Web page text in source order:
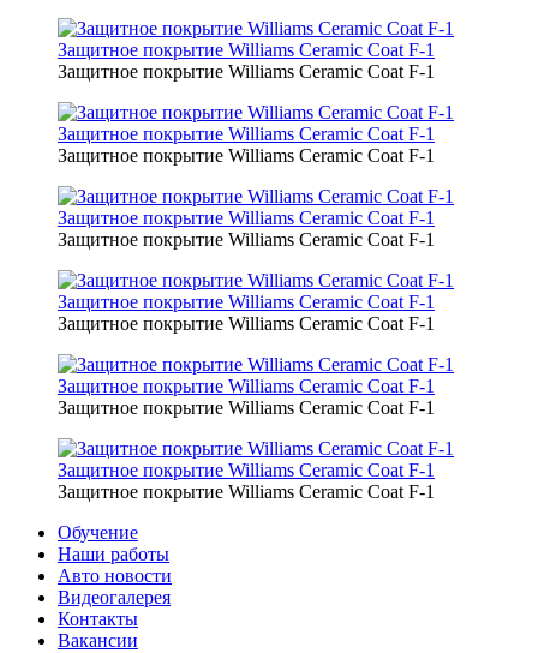
Защитное покрытие Williams Ceramic Coat F-1
Защитное покрытие Williams Ceramic Coat F-1
Защитное покрытие Williams Ceramic Coat F-1
Защитное покрытие Williams Ceramic Coat F-1
Защитное покрытие Williams Ceramic Coat F-1
Защитное покрытие Williams Ceramic Coat F-1
Защитное покрытие Williams Ceramic Coat F-1
Защитное покрытие Williams Ceramic Coat F-1
Защитное покрытие Williams Ceramic Coat F-1
Защитное покрытие Williams Ceramic Coat F-1
Защитное покрытие Williams Ceramic Coat F-1
Защитное покрытие Williams Ceramic Coat F-1
Обучение
Наши работы
Авто новости
Видеогалерея
Контакты
Вакансии